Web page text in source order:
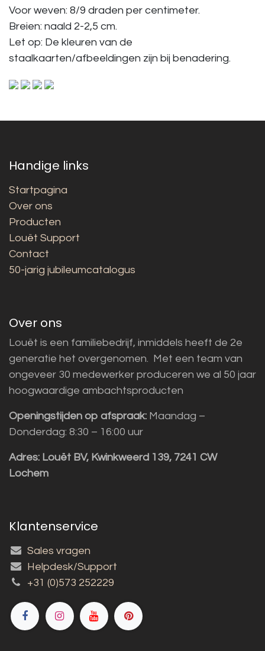
Voor weven: 8/9 draden per centimeter.
Breien: naald 2-2,5 cm.
Let op: De kleuren van de
staalkaarten/afbeeldingen zijn bij benadering.
Handige links
Startpagina
Over ons
Producten
Louët Support
Contact
50-jarig jubileumcatalogus
Over ons
Louët is een familiebedrijf, inmiddels heeft de 2e
generatie het overgenomen. Met een team van
ongeveer 30 medewerker produceren we al 50 jaar
hoogwaardige ambachtsproducten
Openingstijden op afspraak: Maandag –
Donderdag: 8:30 – 16:00 uur
Adres: Louët BV, Kwinkweerd 139, 7241 CW
Lochem
Klantenservice
Sales vragen
Helpdesk/Support
+31 (0)573 252229